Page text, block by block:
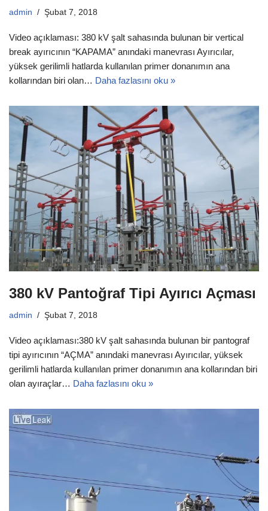
admin Şubat 7, 2018
Video açıklaması: 380 kV şalt sahasında bulunan bir vertical
break ayırıcının “KAPAMA” anındaki manevrası Ayırıcılar,
yüksek gerilimli hatlarda kullanılan primer donanımın ana
kollarından biri olan… Daha fazlasını oku »
380 kV Pantoğraf Tipi Ayırıcı Açması
admin Şubat 7, 2018
Video açıklaması:380 kV şalt sahasında bulunan bir pantograf
tipi ayırıcının “AÇMA” anındaki manevrası Ayırıcılar, yüksek
gerilimli hatlarda kullanılan primer donanımın ana kollarından biri
olan ayıraçlar… Daha fazlasını oku »